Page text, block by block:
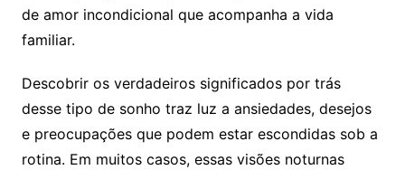
de amor incondicional que acompanha a vida
familiar.
Descobrir os verdadeiros significados por trás
desse tipo de sonho traz luz a ansiedades, desejos
e preocupações que podem estar escondidas sob a
rotina. Em muitos casos, essas visões noturnas